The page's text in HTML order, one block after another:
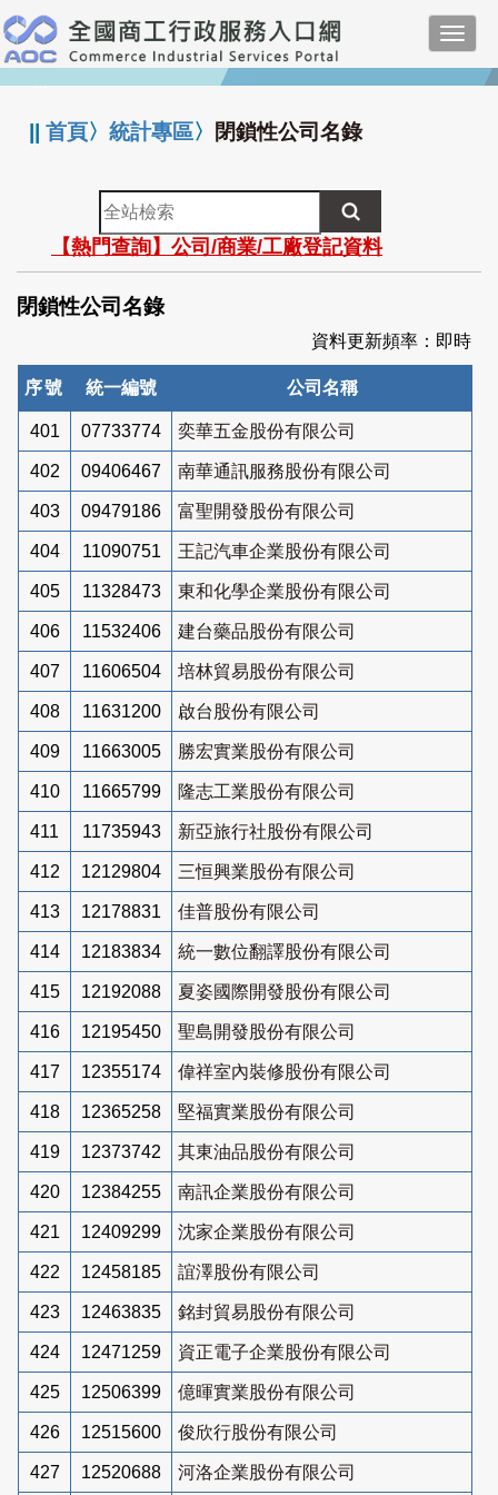
跳
到
主
要
:::
||首頁〉統計專區〉 閉鎖性公司名錄
全
站
檢
索
【熱門查詢】公司/商業/工廠登記資料
閉鎖性公司名錄
資料更新頻率：即時
序號 統一編號 公司名稱
401 07733774 奕華五金股份有限公司
402 09406467 南華通訊服務股份有限公司
403 09479186 富聖開發股份有限公司
404 11090751 王記汽車企業股份有限公司
405 11328473 東和化學企業股份有限公司
406 11532406 建台藥品股份有限公司
407 11606504 培林貿易股份有限公司
408 11631200 啟台股份有限公司
409 11663005 勝宏實業股份有限公司
410 11665799 隆志工業股份有限公司
411 11735943 新亞旅行社股份有限公司
412 12129804 三恒興業股份有限公司
413 12178831 佳普股份有限公司
414 12183834 統一數位翻譯股份有限公司
415 12192088 夏姿國際開發股份有限公司
416 12195450 聖島開發股份有限公司
417 12355174 偉祥室內裝修股份有限公司
418 12365258 堅福實業股份有限公司
419 12373742 其東油品股份有限公司
420 12384255 南訊企業股份有限公司
421 12409299 沈家企業股份有限公司
422 12458185 誼澤股份有限公司
423 12463835 銘封貿易股份有限公司
424 12471259 資正電子企業股份有限公司
425 12506399 億暉實業股份有限公司
426 12515600 俊欣行股份有限公司
427 12520688 河洛企業股份有限公司